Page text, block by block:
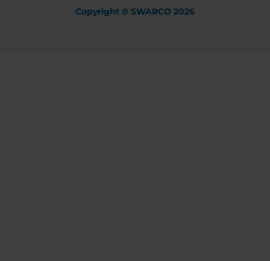
Copyright © SWARCO 2026